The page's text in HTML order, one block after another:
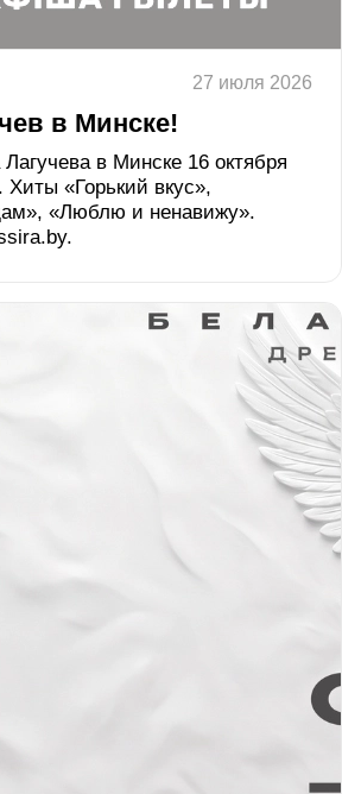
27 июля 2026
в Минске!
в Минске 16 октября
«Горький вкус»,
«Люблю и ненавижу».